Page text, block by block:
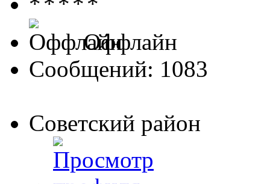
Оффлайн
Сообщений: 1083
Советский район